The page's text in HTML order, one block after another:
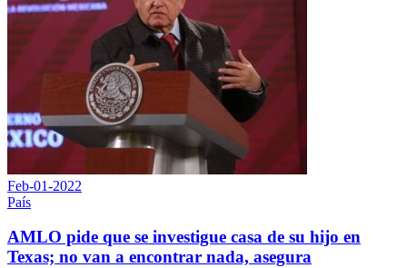
Feb-01-2022
País
AMLO pide que se investigue casa de su hijo en
Texas; no van a encontrar nada, asegura